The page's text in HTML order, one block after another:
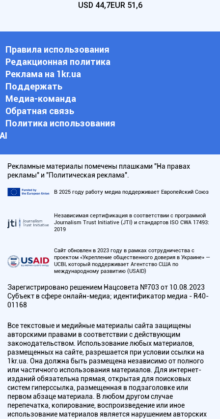
USD 44,7EUR 51,6
Правила использования
Редакционная политика
Реклама на 1kr.ua
Поддержать
Медиа-команда
Обратная связь
Политика использования
АI
Рекламные материалы помечены плашками "На правах
рекламы" и "Политическая реклама".
В 2025 году работу медиа поддерживает Европейский Союз
Независимая сертификация в соответствии с программой
Journalism Trust Initiative (JTI) и стандартов ISO CWA 17493:
2019
Сайт обновлен в 2023 году в рамках сотрудничества с
проектом «Укрепление общественного доверия в Украине» —
UCBI, который поддерживает Агентство США по
международному развитию (USAID)
Зарегистрировано решением Нацсовета №703 от 10.08.2023
Субъект в сфере онлайн-медиа; идентификатор медиа - R40-
01168
Все текстовые и медийные материалы сайта защищены
авторскими правами в соответствии с действующим
законодательством. Использование любых материалов,
размещенных на сайте, разрешается при условии ссылки на
1kr.ua. Она должна быть размещена независимо от полного
или частичного использования материалов. Для интернет-
изданий обязательна прямая, открытая для поисковых
систем гиперссылка, размещенная в подзаголовке или
первом абзаце материала. В любом другом случае
перепечатка, копирование, воспроизведение или иное
использование материалов является нарушением авторских